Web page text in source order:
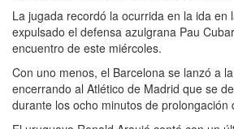
La jugada recordó la ocurrida en la ida en
expulsado el defensa azulgrana Pau
encuentro de este miércoles.
Con uno menos, el Barcelona se lanzó a
encerrando al Atlético de Madrid que se
durante los ocho minutos de prolongación